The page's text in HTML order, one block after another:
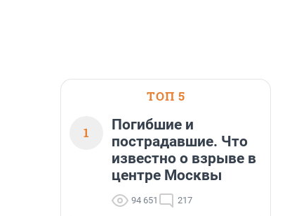
ТОП 5
1
Погибшие и
пострадавшие. Что
известно о взрыве в
центре Москвы
94 651 217